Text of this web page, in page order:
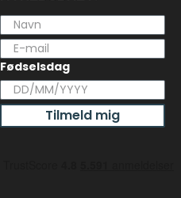
Fødselsdag
Tilmeld mig